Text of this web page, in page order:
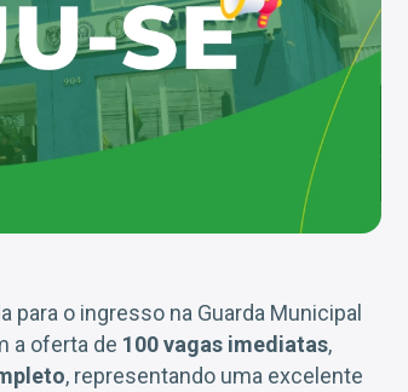
para o ingresso na Guarda Municipal
a oferta de 100 vagas imediatas,
, representando uma excelente